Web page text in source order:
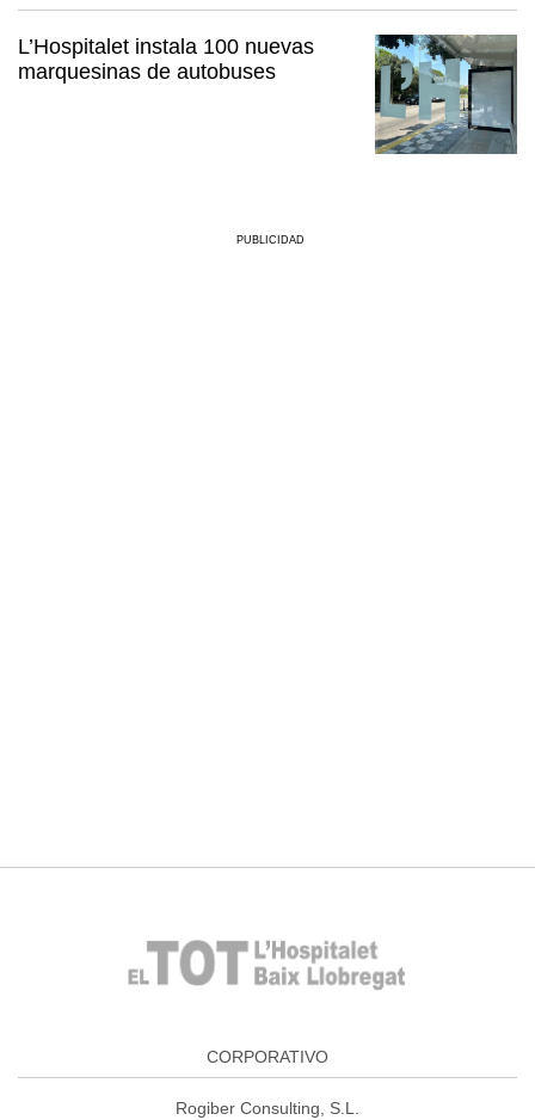
L’Hospitalet instala 100 nuevas
marquesinas de autobuses
PUBLICIDAD
CORPORATIVO
Rogiber Consulting, S.L.